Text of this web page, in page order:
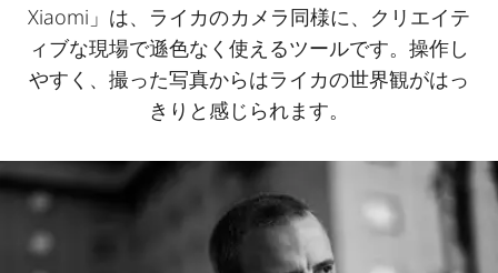
Xiaomi」は、ライカのカメラ同様に、クリエイテ
ィブな現場で遜色なく使えるツールです。操作し
やすく、撮った写真からはライカの世界観がはっ
きりと感じられます。